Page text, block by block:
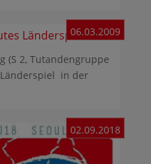
Länderspiel06.03.2009
(S 2, Tutandengruppe
in der
02.09.2018